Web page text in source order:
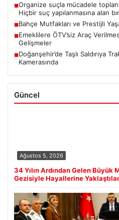
■Organize suçla mücadele
Hiçbir suç yapılanmasına alan
■Bahçe Mutfakları ve Prestijli
■Emeklilere ÖTV’siz Araç
Gelişmeler
■Doğanşehir’de Taşlı Saldırıya
Kamerasında
Güncel
Ağustos 5, 2026
34 Yılın Ardından Gelen Büyük
Gezisiyle Hayallerine Yaklaştılar